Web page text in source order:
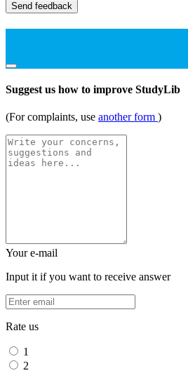
Send feedback
Suggest us how to improve StudyLib
(For complaints, use another form )
Your e-mail
Input it if you want to receive answer
Rate us
1
2